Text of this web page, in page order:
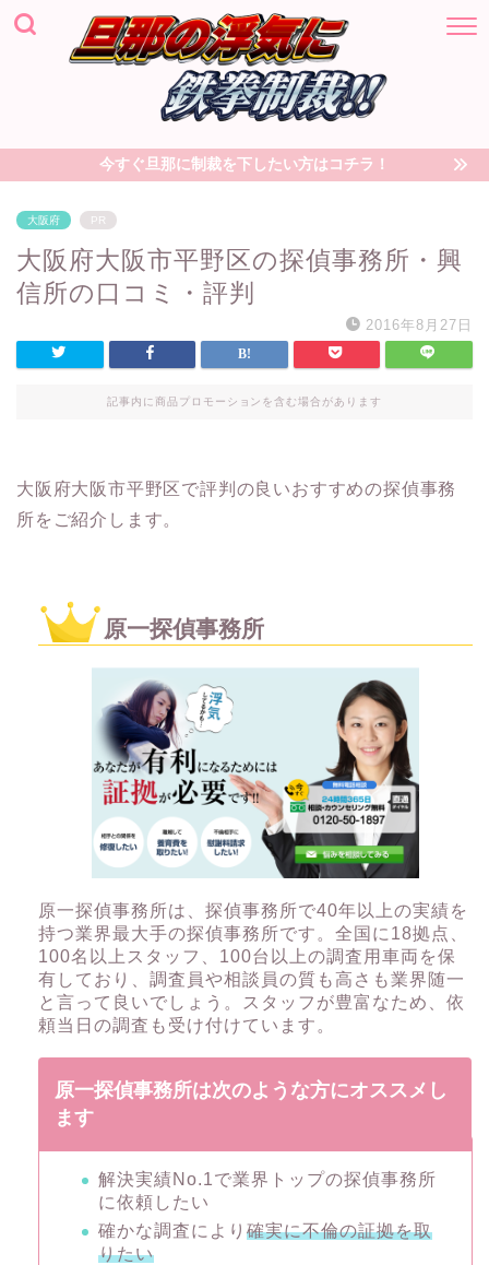
今すぐ旦那に制裁を下したい方はコチラ！
大阪府 PR
大阪府大阪市平野区の探偵事務所・興
信所の口コミ・評判
2016年8月27日
記事内に商品プロモーションを含む場合があります
大阪府大阪市平野区で評判の良いおすすめの探偵事務
所をご紹介します。
原一探偵事務所
原一探偵事務所は、探偵事務所で40年以上の実績を
持つ業界最大手の探偵事務所です。全国に18拠点、
100名以上スタッフ、100台以上の調査用車両を保
有しており、調査員や相談員の質も高さも業界随一
と言って良いでしょう。スタッフが豊富なため、依
頼当日の調査も受け付けています。
原一探偵事務所は次のような方にオススメし
ます
解決実績No.1で業界トップの探偵事務所
に依頼したい
確かな調査により 確実に不倫の証拠を取
りたい